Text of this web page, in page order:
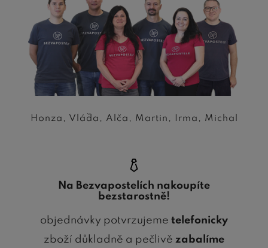
Honza, Vláďa, Alča, Martin, Irma, Michal
Na Bezvapostelích nakoupíte
bezstarostně!
objednávky potvrzujeme telefonicky
zboží důkladně a pečlivě zabalíme